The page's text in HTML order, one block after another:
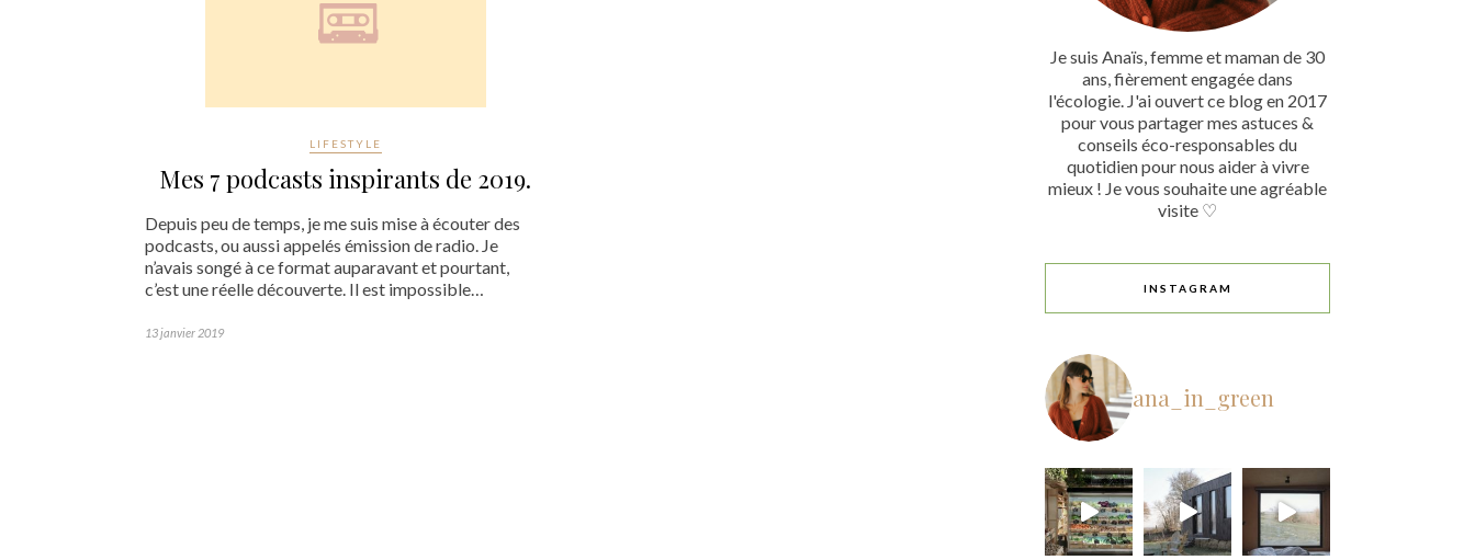
LIFESTYLE
Mes 7 podcasts inspirants de 2019.
Depuis peu de temps, je me suis mise à écouter des
podcasts, ou aussi appelés émission de radio. Je
n’avais songé à ce format auparavant et pourtant,
c’est une réelle découverte. Il est impossible…
13 janvier 2019
Je suis Anaïs, femme et maman de 30
ans, fièrement engagée dans
l'écologie. J'ai ouvert ce blog en 2017
pour vous partager mes astuces &
conseils éco-responsables du
quotidien pour nous aider à vivre
mieux ! Je vous souhaite une agréable
visite ♡
INSTAGRAM
ana_in_green